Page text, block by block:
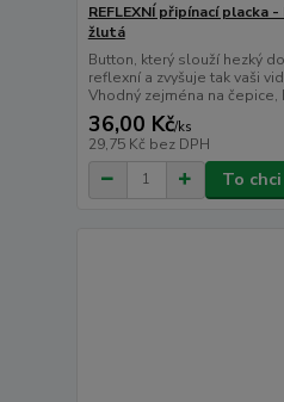
REFLEXNÍ připínací placka
žlutá
Button, který slouží hezký
reflexní a zvyšuje tak vaši
Vhodný zejména na čepice,
36,00 Kč/ks
29,75 Kč bez DPH
To chci